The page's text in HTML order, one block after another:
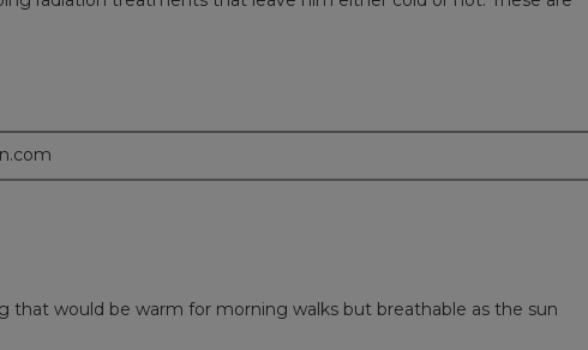
that would be warm for morning walks but breathable as the sun